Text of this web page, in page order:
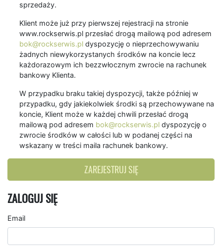
sprzedaży.
Klient może już przy pierwszej rejestracji na stronie
www.rockserwis.pl przesłać drogą mailową pod adresem
bok@rockserwis.pl dyspozycję o nieprzechowywaniu
żadnych niewykorzystanych środków na koncie lecz
każdorazowym ich bezzwłocznym zwrocie na rachunek
bankowy Klienta.
W przypadku braku takiej dyspozycji, także później w
przypadku, gdy jakiekolwiek środki są przechowywane na
koncie, Klient może w każdej chwili przesłać drogą
mailową pod adresem bok@rockserwis.pl dyspozycję o
zwrocie środków w całości lub w podanej części na
wskazany w treści maila rachunek bankowy.
ZAREJESTRUJ SIĘ
ZALOGUJ SIĘ
Email